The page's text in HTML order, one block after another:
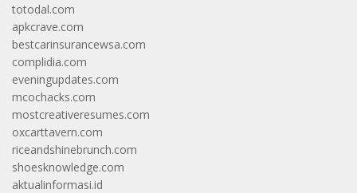
totodal.com
apkcrave.com
bestcarinsurancewsa.com
complidia.com
eveningupdates.com
mcochacks.com
mostcreativeresumes.com
oxcarttavern.com
riceandshinebrunch.com
shoesknowledge.com
aktualinformasi.id